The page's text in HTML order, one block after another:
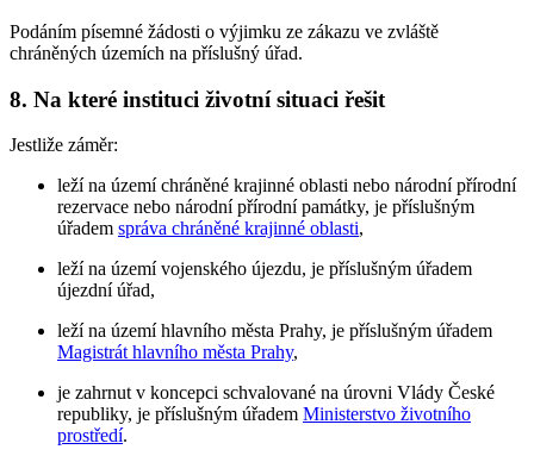
Podáním písemné žádosti o výjimku ze zákazu ve zvláště
chráněných územích na příslušný úřad.
8. Na které instituci životní situaci řešit
Jestliže záměr:
leží na území chráněné krajinné oblasti nebo národní přírodní
rezervace nebo národní přírodní památky, je příslušným
úřadem správa chráněné krajinné oblasti,
leží na území vojenského újezdu, je příslušným úřadem
újezdní úřad,
leží na území hlavního města Prahy, je příslušným úřadem
Magistrát hlavního města Prahy,
je zahrnut v koncepci schvalované na úrovni Vlády České
republiky, je příslušným úřadem Ministerstvo životního
prostředí.